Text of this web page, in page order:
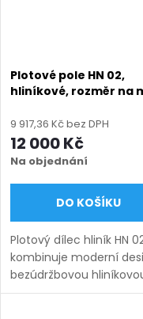
Plotové pole HN 02,
hliníkové, rozměr na
výška 750 - 2000 mm),
modrá RAL 5010 matná
9 917,36 Kč bez DPH
12 000 Kč
Na objednání
DO KOŠÍKU
Plotový dílec hliník HN
kombinuje moderní
bezúdržbovou
konstrukcí, která